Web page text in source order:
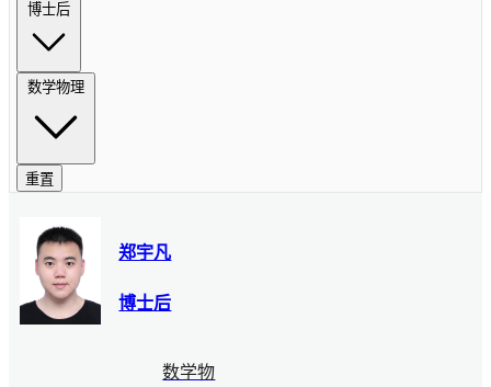
博士后
数学物理
重置
郑宇凡
博士后
数学物